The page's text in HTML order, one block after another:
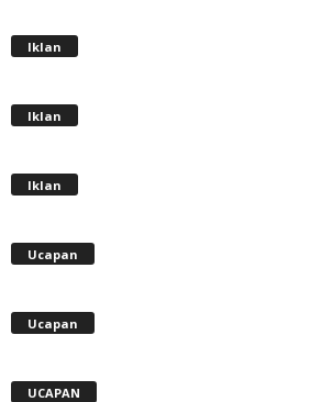
Iklan
Iklan
Iklan
Ucapan
Ucapan
UCAPAN